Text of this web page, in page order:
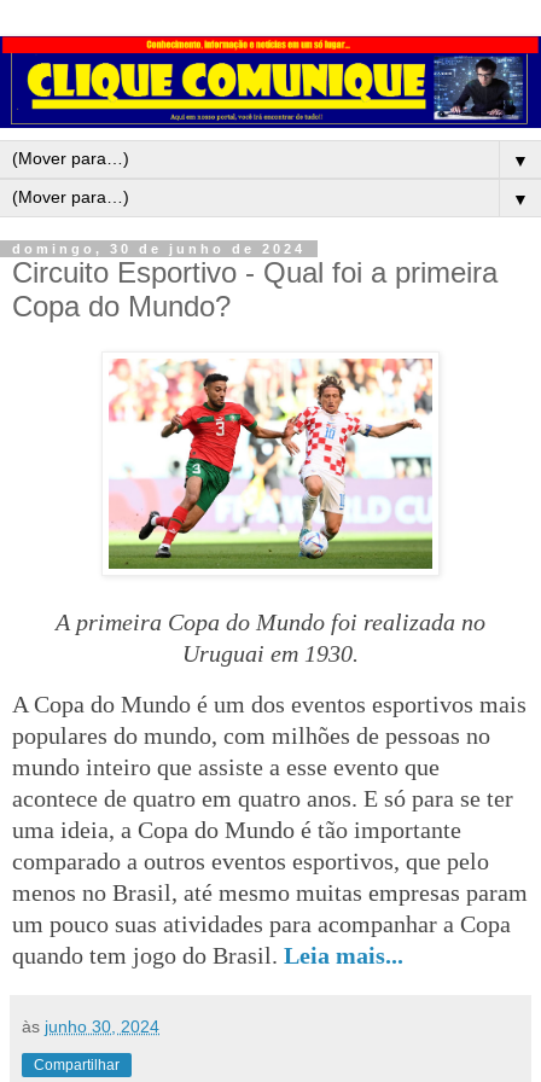
▼
▼
domingo, 30 de junho de 2024
Circuito Esportivo - Qual foi a primeira
Copa do Mundo?
A primeira Copa do Mundo foi realizada no
Uruguai em 1930.
A Copa do Mundo é um dos eventos esportivos mais
populares do mundo, com milhões de pessoas no
mundo inteiro que assiste a esse evento que
acontece de quatro em quatro anos. E só para se ter
uma ideia, a Copa do Mundo é tão importante
comparado a outros eventos esportivos, que pelo
menos no Brasil, até mesmo muitas empresas param
um pouco suas atividades para acompanhar a Copa
quando tem jogo do Brasil. Leia mais...
às junho 30, 2024
Compartilhar